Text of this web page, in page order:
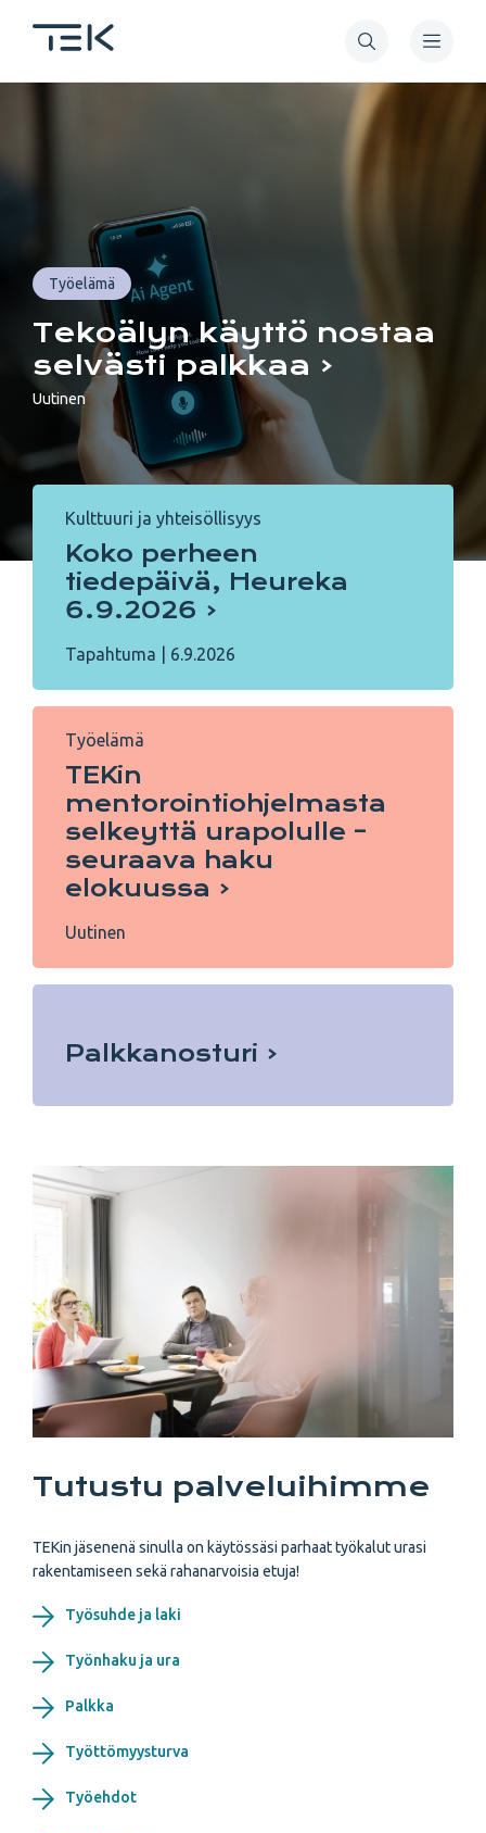
pääsisältöön
akateemiset
TEK
Työelämä
Tekoälyn käyttö nostaa
selvästi palkkaa
Uutinen
Kulttuuri ja yhteisöllisyys
Koko perheen
tiedepäivä, Heureka
6.9.2026
Tapahtuma 6.9.2026
Työelämä
TEKin
mentorointiohjelmasta
selkeyttä urapolulle –
seuraava haku
elokuussa
Uutinen
Palkkanosturi
Tutustu palveluihimme
TEKin jäsenenä sinulla on käytössäsi parhaat työkalut urasi
rakentamiseen sekä rahanarvoisia etuja!
Työsuhde ja laki
Työnhaku ja ura
Palkka
Työttömyysturva
Työehdot